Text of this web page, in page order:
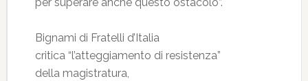
per superare anche questo ostacolo”.
Bignami di Fratelli d’Italia
critica “l’atteggiamento di resistenza”
della magistratura,